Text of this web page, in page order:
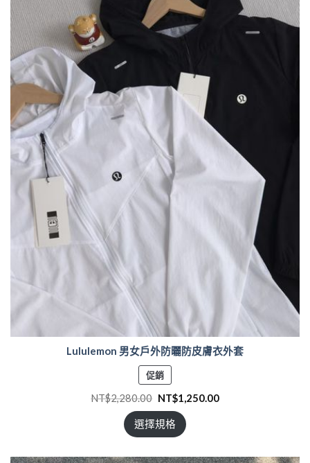
Lululemon 男女戶外防曬防皮膚衣外套
促銷特
價
商
NT$2,280.00 NT$1,250.00
選擇規格